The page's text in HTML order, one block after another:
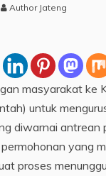
Author Jateng
masyarakat ke
untuk
diwarnai antrean
yang
proses